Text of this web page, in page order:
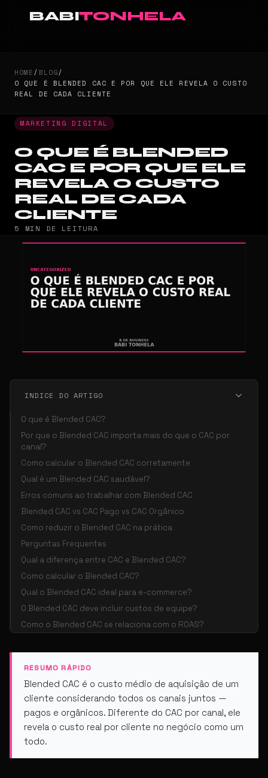
BABITONHELA
HOME/BLOG/
O QUE É BLENDED CAC E POR QUE ELE REVELA O CUSTO
REAL DE CADA CLIENTE
MARKETING DIGITAL
O QUE É BLENDED
CAC E POR QUE ELE
REVELA O CUSTO
REAL DE CADA
CLIENTE
5 MIN DE LEITURA
INDICE DO ARTIGO
O que é Blended CAC?
Por que o Blended CAC importa mais do que o CAC por
canal?
Como calcular o Blended CAC corretamente
Qual é um Blended CAC saudável?
Erros comuns ao trabalhar com Blended CAC
Blended CAC vs CAC Pago vs CAC Orgânico
Como reduzir o Blended CAC na prática
Perguntas Frequentes
Qual a diferença entre CAC e Blended CAC?
Como calcular o Blended CAC?
Qual o Blended CAC ideal para e-commerce?
O Blended CAC deve incluir custos de equipe?
Como o Blended CAC se relaciona com o ROAS?
RESUMO RÁPIDO
Blended CAC é o custo médio de aquisição de um
cliente considerando todos os canais juntos —
pagos e orgânicos. Diferente do CAC por canal, ele
revela o custo real por cliente no negócio como um
todo.